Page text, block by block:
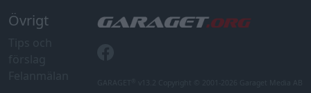
Övrigt